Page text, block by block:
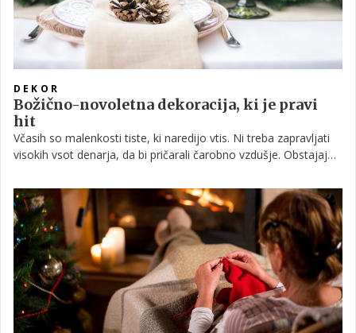
DEKOR
Božično-novoletna dekoracija, ki je pravi
hit
Včasih so malenkosti tiste, ki naredijo vtis. Ni treba zapravljati
visokih vsot denarja, da bi pričarali čarobno vzdušje. Obstajajo
poiščete v naravi.